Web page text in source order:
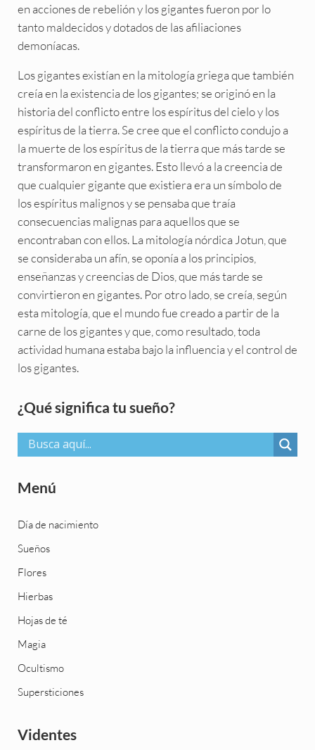
en acciones de rebelión y los gigantes fueron por lo
tanto maldecidos y dotados de las afiliaciones
demoníacas.
Los gigantes existían en la mitología griega que también
creía en la existencia de los gigantes; se originó en la
historia del conflicto entre los espíritus del cielo y los
espíritus de la tierra. Se cree que el conflicto condujo a
la muerte de los espíritus de la tierra que más tarde se
transformaron en gigantes. Esto llevó a la creencia de
que cualquier gigante que existiera era un símbolo de
los espíritus malignos y se pensaba que traía
consecuencias malignas para aquellos que se
encontraban con ellos. La mitología nórdica Jotun, que
se consideraba un afín, se oponía a los principios,
enseñanzas y creencias de Dios, que más tarde se
convirtieron en gigantes. Por otro lado, se creía, según
esta mitología, que el mundo fue creado a partir de la
carne de los gigantes y que, como resultado, toda
actividad humana estaba bajo la influencia y el control de
los gigantes.
Sidebar
¿Qué significa tu sueño?
Menú
Día de nacimiento
Sueños
Flores
Hierbas
Hojas de té
Magia
Ocultismo
Supersticiones
Videntes